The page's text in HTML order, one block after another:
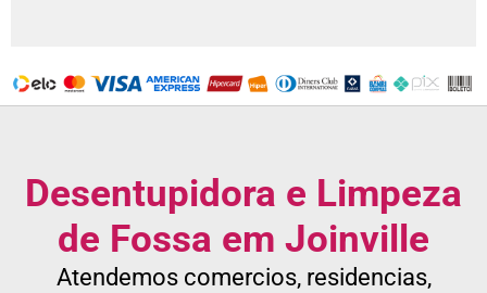
Desentupidora e Limpeza
de Fossa em Joinville
Atendemos comercios, residencias,